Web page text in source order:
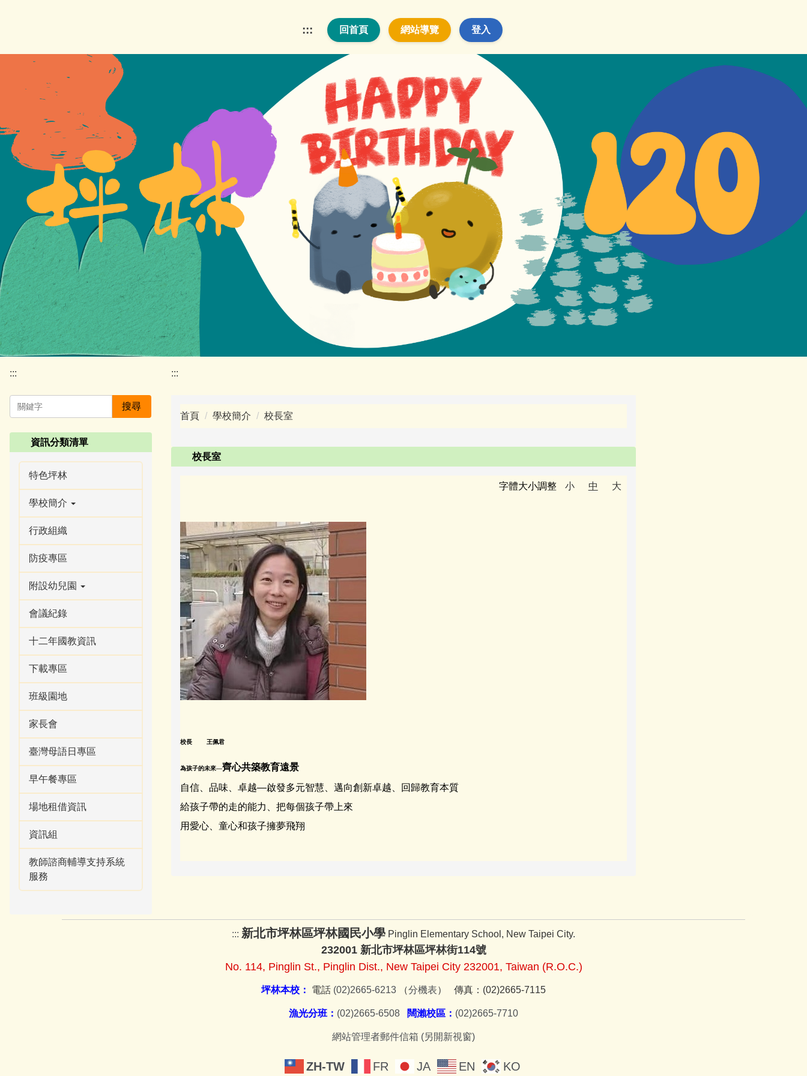
要
::: 回首頁 網站導覽 登入
:::
搜尋
資訊分類清單
特色坪林
學校簡介
行政組織
防疫專區
附設幼兒園
會議紀錄
十二年國教資訊
下載專區
班級園地
家長會
臺灣母語日專區
早午餐專區
場地租借資訊
資訊組
教師諮商輔導支持系統
服務
:::
首頁 學校簡介 校長室
校長室
字體大小調整 小 中 大
校長 王佩君
為孩子的未來—齊心共築教育遠景
自信、品味、卓越—啟發多元智慧、邁向創新卓越、回歸教育本質
給孩子帶的走的能力、把每個孩子帶上來
用愛心、童心和孩子擁夢飛翔
::: 新北市坪林區坪林國民小學 Pinglin Elementary School, New Taipei City.
232001 新北市坪林區坪林街114號
No. 114, Pinglin St., Pinglin Dist., New Taipei City 232001, Taiwan (R.O.C.)
坪林本校： 電話 (02)2665-6213 （分機表） 傳真：(02)2665-7115
漁光分班： (02)2665-6508 闊瀨校區： (02)2665-7710
網站管理者郵件信箱 (另開新視窗)
ZH-TW FR JA EN KO